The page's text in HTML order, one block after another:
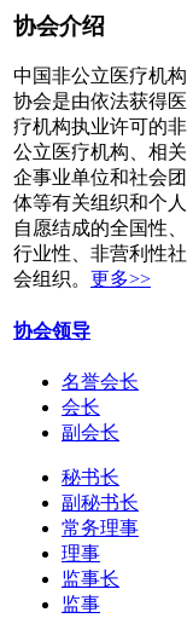
协会介绍
中国非公立医疗机构
协会是由依法获得医
疗机构执业许可的非
公立医疗机构、相关
企事业单位和社会团
体等有关组织和个人
自愿结成的全国性、
行业性、非营利性社
会组织。 更多>>
协会领导
名誉会长
会长
副会长
秘书长
副秘书长
常务理事
理事
监事长
监事